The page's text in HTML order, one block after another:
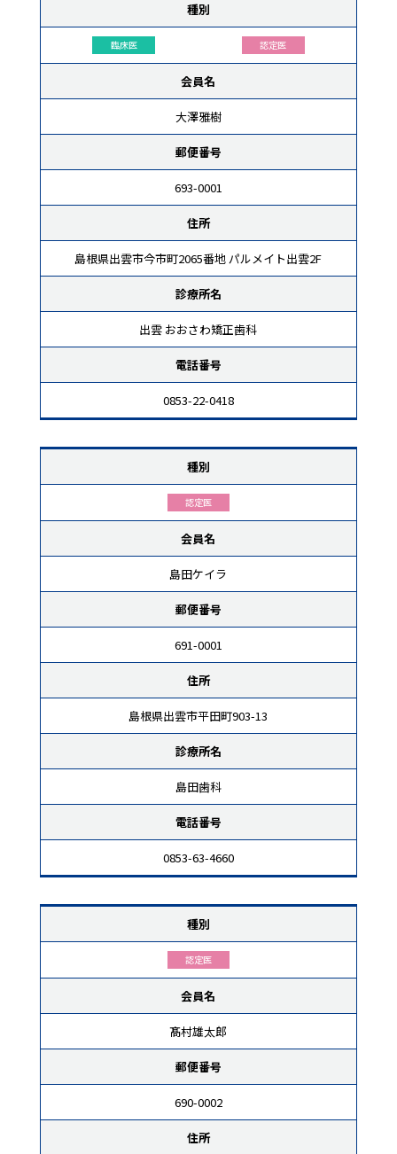
種別
臨床医 認定医
会員名
大澤雅樹
郵便番号
693-0001
住所
島根県出雲市今市町2065番地 パルメイト出雲2F
診療所名
出雲 おおさわ矯正歯科
電話番号
0853-22-0418
種別
認定医
会員名
島田ケイラ
郵便番号
691-0001
住所
島根県出雲市平田町903-13
診療所名
島田歯科
電話番号
0853-63-4660
種別
認定医
会員名
髙村雄太郎
郵便番号
690-0002
住所